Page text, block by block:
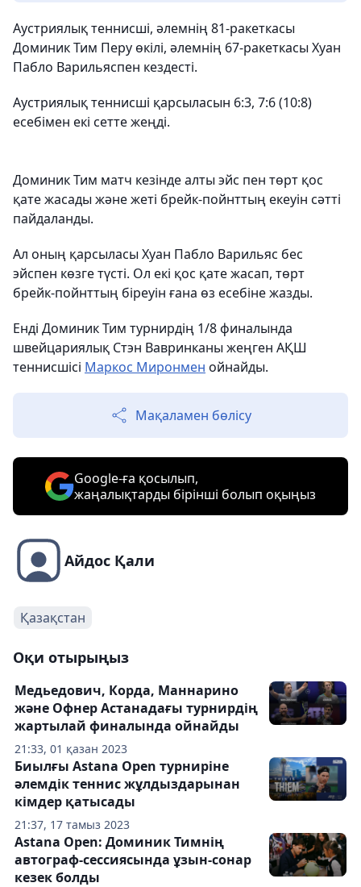
Аустриялық теннисші, әлемнің 81-ракеткасы
Доминик Тим Перу өкілі, әлемнің 67-ракеткасы Хуан
Пабло Варильяспен кездесті.
Аустриялық теннисші қарсыласын 6:3, 7:6 (10:8)
есебімен екі сетте жеңді.
Доминик Тим матч кезінде алты эйс пен төрт қос
қате жасады және жеті брейк-пойнттың екеуін сәтті
пайдаланды.
Ал оның қарсыласы Хуан Пабло Варильяс бес
эйспен көзге түсті. Ол екі қос қате жасап, төрт
брейк-пойнттың біреуін ғана өз есебіне жазды.
Енді Доминик Тим турнирдің 1/8 финалында
швейцариялық Стэн Вавринканы жеңген АҚШ
теннисшісі Маркос Миронмен ойнайды.
Мақаламен бөлісу
Google-ға қосылып,
жаңалықтарды бірінші болып оқыңыз
Айдос Қали
Қазақстан
Оқи отырыңыз
21:33, 01 қазан 2023
Медьедович, Корда, Маннарино
және Офнер Астанадағы турнирдің
жартылай финалында ойнайды
21:37, 17 тамыз 2023
Биылғы Astana Open турниріне
әлемдік теннис жұлдыздарынан
кімдер қатысады
Astana Open: Доминик Тимнің
автограф-сессиясында ұзын-сонар
кезек болды